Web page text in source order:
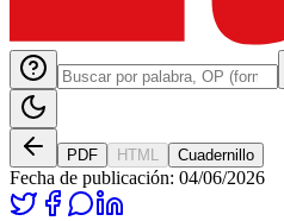
PDF HTML Cuadernillo
Fecha de publicación: 04/06/2026